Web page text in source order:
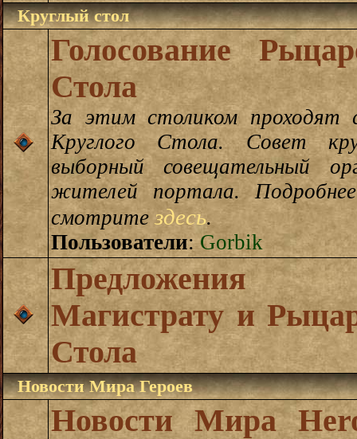
Круглый стол
Голосование
Стола
За этим столиком проходят
Круглого Стола. Совет
выборный совещательный
жителей портала.
смотрите здесь.
Пользователи:Gorbik
Предложения
Магистрату и
Стола
Новости Мира Героев
Новости Мира